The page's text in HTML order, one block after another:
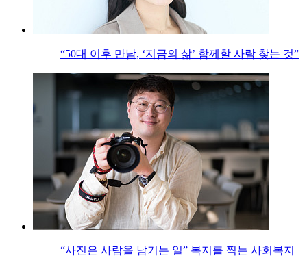
“50대 이후 만남, ‘지금의 삶’ 함께할 사람 찾는 것”
“사진은 사람을 남기는 일” 복지를 찍는 사회복지